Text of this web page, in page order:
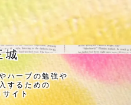
Study』
活動先リンク集
城
ハーブの勉強や
するための
サイト